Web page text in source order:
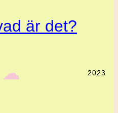
är det?
‎ ‎‎ ☁︎‎‎ 2023